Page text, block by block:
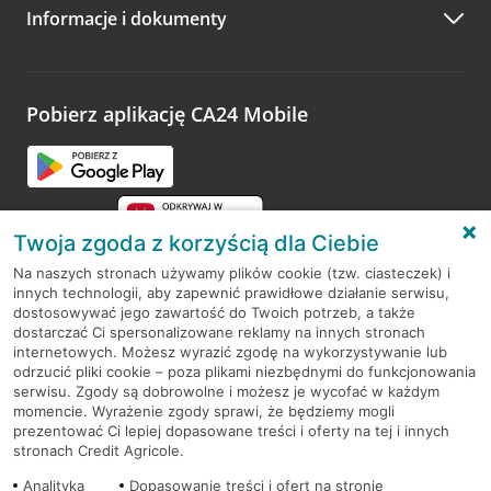
Zachęcamy do podzielenia się z nami opinią o wizycie.
opinie.
Informacje i dokumenty
Pobierz aplikację CA24 Mobile
RODO
Regulamin serwisu
Mapa serwisu
PolitykaCookies
Twoja zgoda z korzyścią dla Ciebie
Na naszych stronach używamy plików cookie (tzw. ciasteczek) i
innych technologii, aby zapewnić prawidłowe działanie serwisu,
dostosowywać jego zawartość do Twoich potrzeb, a także
dostarczać Ci spersonalizowane reklamy na innych stronach
internetowych. Możesz wyrazić zgodę na wykorzystywanie lub
odrzucić pliki cookie – poza plikami niezbędnymi do funkcjonowania
serwisu. Zgody są dobrowolne i możesz je wycofać w każdym
momencie. Wyrażenie zgody sprawi, że będziemy mogli
prezentować Ci lepiej dopasowane treści i oferty na tej i innych
stronach Credit Agricole.
Analityka
Dopasowanie treści i ofert na stronie